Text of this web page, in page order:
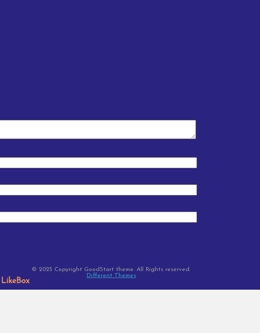
LikeBox
© 2025 Copyright GoodStart theme. All Rights reserved.
Different Themes